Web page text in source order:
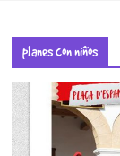
planes con niños